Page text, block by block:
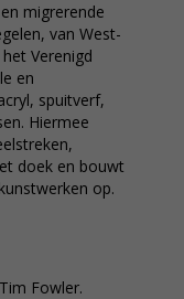
migrerende
van West-
Verenigd
en
spuitverf,
Hiermee
doek en bouwt
op.
Fowler.